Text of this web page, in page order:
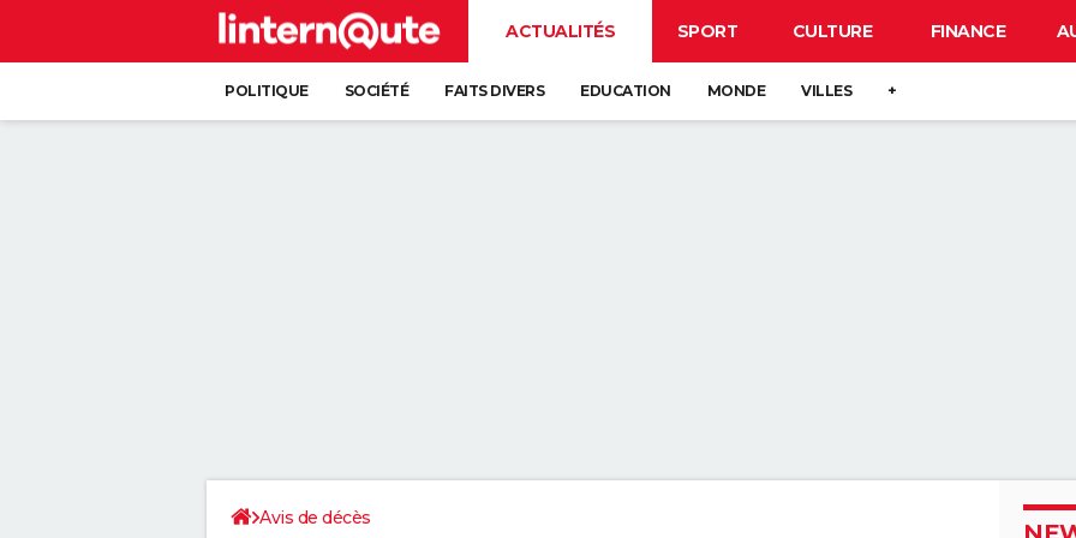
ACTUALITÉS SPORT CULTURE FINANCE
POLITIQUE SOCIÉTÉ FAITS DIVERS EDUCATION MONDE VILLES +
Avis de décès